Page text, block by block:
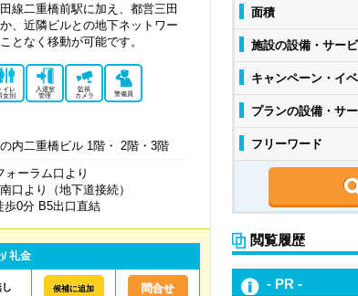
線二重橋前駅に加え、都営三田
、近隣ビルとの地下ネットワー
となく移動が可能です。
イレ
女別
入退室
管理
監視
カメラ
警備員
内二重橋ビル 1階・ 2階・3階
ーラム口より
口より（地下道接続）
歩0分 B5出口直結
/ 礼金
候補に追加 問合せ
面積
施設の設備・サー
キャンペーン・イ
プランの設備・サ
フリーワード
閲覧履歴
- PR -